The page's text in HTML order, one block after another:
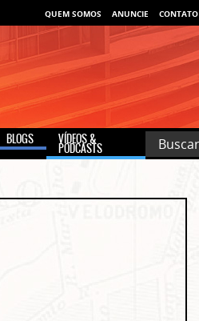
QUEM SOMOS ANUNCIE CONTATO
BLOGS VÍDEOS &
PODCASTS